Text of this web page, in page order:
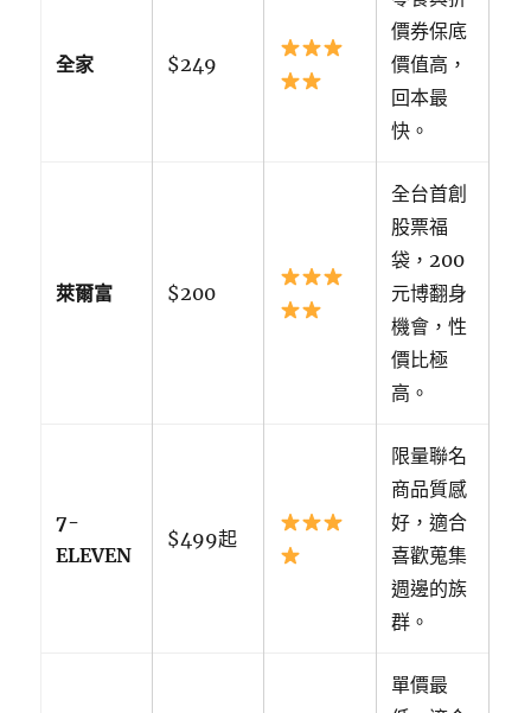
全家 $249
價券保底
價值高，
回本最
快。
萊爾富 $200
全台首創
股票福
袋，200
元博翻身
機會，性
價比極
高。
7-
ELEVEN
$499起
限量聯名
商品質感
好，適合
喜歡蒐集
週邊的族
群。
單價最